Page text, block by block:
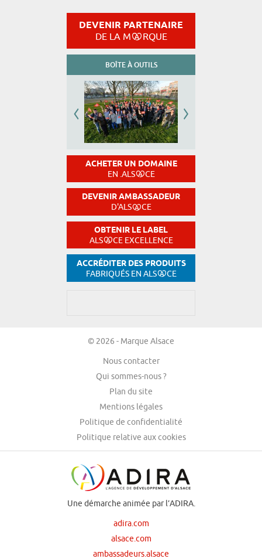
DEVENIR PARTENAIRE
DE LA M RQUE
BOÎTE À OUTILS
ACHETER UN DOMAINE
EN .ALS CE
DEVENIR AMBASSADEUR
D'ALS CE
OBTENIR LE LABEL
ALS CE EXCELLENCE
ACCRÉDITER DES PRODUITS
FABRIQUÉS EN ALS CE
© 2026 - Marque Alsace
Nous contacter
Qui sommes-nous ?
Plan du site
Mentions légales
Politique de confidentialité
Politique relative aux cookies
Une démarche animée par l’ADIRA.
adira.com
alsace.com
ambassadeurs.alsace